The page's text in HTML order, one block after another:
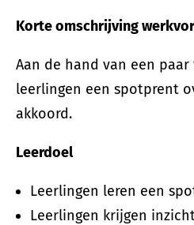
Korte omschrijving
Aan de hand van een paar
leerlingen een spotprent
akkoord.
Leerdoel
Leerlingen leren een
Leerlingen krijgen